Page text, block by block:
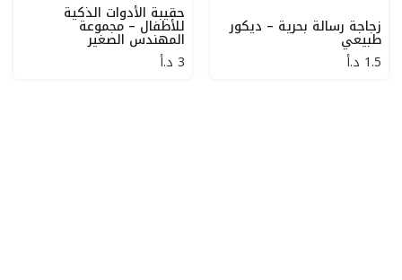
زجاجة رسالة بحرية – ديكور
طبيعي
1.5 د.أ
حقيبة الأدوات الذكية
للأطفال – مجموعة
المهندس الصغير
3 د.أ